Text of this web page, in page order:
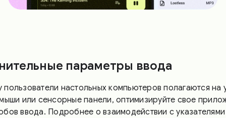
параметры ввода
пользователи настольных компьютеров полагаются на
или сенсорные панели, оптимизируйте свое
ввода. Подробнее о взаимодействии с указателями